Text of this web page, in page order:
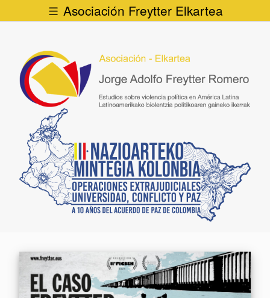
Asociación Freytter Elkartea